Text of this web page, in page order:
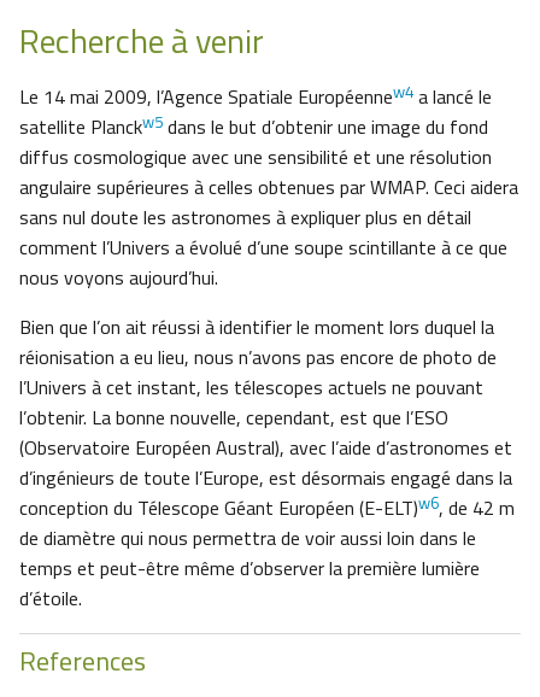
Recherche à venir
Le 14 mai 2009, l’Agence Spatiale Européennew4 a lancé le
satellite Planckw5 dans le but d’obtenir une image du fond
diffus cosmologique avec une sensibilité et une résolution
angulaire supérieures à celles obtenues par WMAP. Ceci aidera
sans nul doute les astronomes à expliquer plus en détail
comment l’Univers a évolué d’une soupe scintillante à ce que
nous voyons aujourd’hui.
Bien que l’on ait réussi à identifier le moment lors duquel la
réionisation a eu lieu, nous n’avons pas encore de photo de
l’Univers à cet instant, les télescopes actuels ne pouvant
l’obtenir. La bonne nouvelle, cependant, est que l’ESO
(Observatoire Européen Austral), avec l’aide d’astronomes et
d’ingénieurs de toute l’Europe, est désormais engagé dans la
conception du Télescope Géant Européen (E-ELT)w6, de 42 m
de diamètre qui nous permettra de voir aussi loin dans le
temps et peut-être même d’observer la première lumière
d’étoile.
References